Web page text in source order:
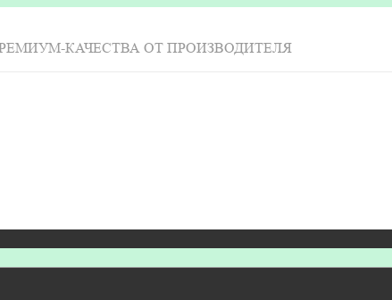
КАЧЕСТВА ОТ ПРОИЗВОДИТЕЛЯ